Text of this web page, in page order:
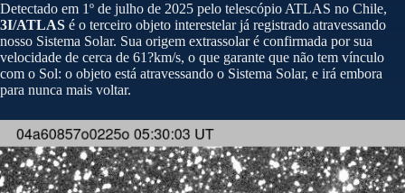
Detectado em 1º de julho de 2025 pelo telescópio ATLAS no Chile,
3I/ATLAS é o terceiro objeto interestelar já registrado atravessando
nosso Sistema Solar. Sua origem extrassolar é confirmada por sua
velocidade de cerca de 61?km/s, o que garante que não tem vínculo
com o Sol: o objeto está atravessando o Sistema Solar, e irá embora
para nunca mais voltar.